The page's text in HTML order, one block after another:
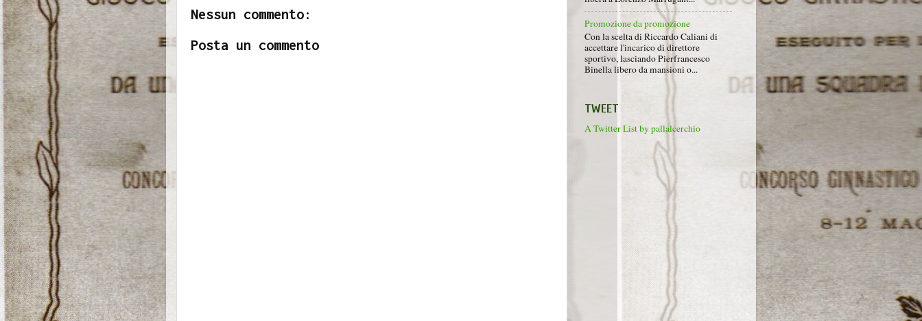
Nessun commento:
Posta un commento
Promozione da promozione
Con la scelta di Riccardo Caliani di
accettare l'incarico di direttore
sportivo, lasciando Pierfrancesco
Binella libero da mansioni o...
TWEET
A Twitter List by pallalcerchio